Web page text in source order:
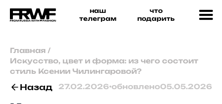
наш
телеграм
что
подарить
Главная /
Искусство, цвет и форма: из чего состоит
стиль Ксении Чилингаровой?
Назад 27.02.2026•обновлено05.05.2026